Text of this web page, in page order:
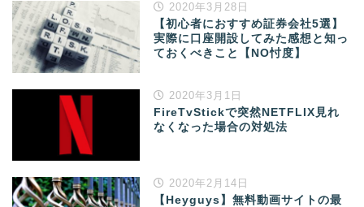
2020年3月28日
【初心者におすすめ証券会社5選】
実際に口座開設してみた感想と知っ
ておくべきこと【NO忖度】
2020年3月1日
FireTvStickで突然NETFLIX見れ
なくなった場合の対処法
2020年2月14日
【Heyguys】無料動画サイトの最